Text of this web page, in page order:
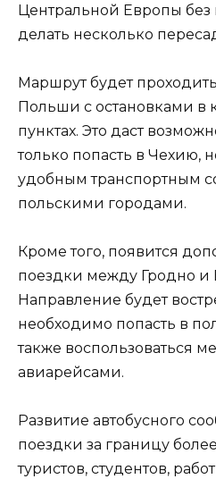
Центральной Европы без
делать несколько
Маршрут будет
Польши с остановками в
пунктах. Это даст
только попасть в Чехию,
удобным транспортным
польскими городами.
Кроме того, появится
поездки между Гродно и
Направление будет
необходимо попасть в
также воспользоваться
авиарейсами.
Развитие автобусного
поездки за границу
туристов, студентов,